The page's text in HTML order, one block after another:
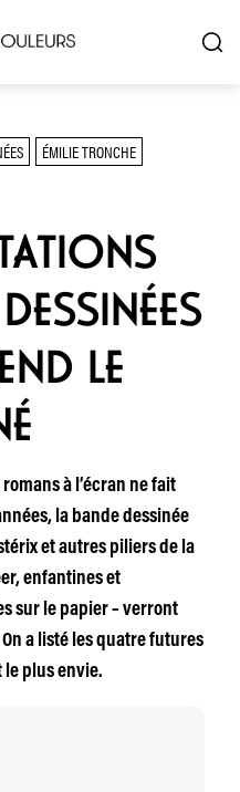
ÉMILIE TRONCHE
LE
à l’écran ne fait
la bande dessinée
et autres piliers de la
enfantines et
sur le papier – verront
a listé les quatre futures
plus envie.